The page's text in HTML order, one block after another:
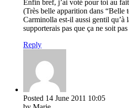
Enfin bref, j’ai voté pour toi au
(Très belle apparition dans “Belle
Carminolla est-il aussi gentil qu’à
supporterais pas que ça ne soit
Reply
Posted 14 June 2011 10:05